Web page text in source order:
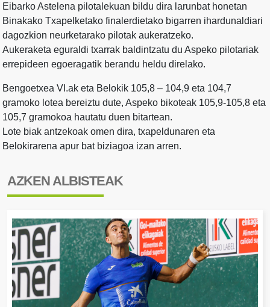
Eibarko Astelena pilotalekuan bildu dira larunbat honetan
Binakako Txapelketako finalerdietako bigarren ihardunaldiari
dagozkion neurketarako pilotak aukeratzeko.
Aukeraketa eguraldi txarrak baldintzatu du Aspeko pilotariak
errepideen egoeragatik berandu heldu direlako.
Bengoetxea VI.ak eta Belokik 105,8 – 104,9 eta 104,7
gramoko lotea bereiztu dute, Aspeko bikoteak 105,9-105,8 eta
105,7 gramokoa hautatu duen bitartean.
Lote biak antzekoak omen dira, txapeldunaren eta
Belokirarena apur bat biziagoa izan arren.
AZKEN ALBISTEAK